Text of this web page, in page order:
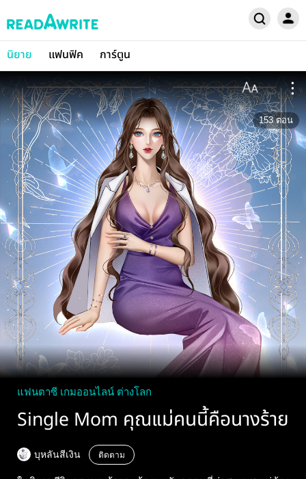
นิยาย แฟนฟิค การ์ตูน
153 ตอน
แฟนตาซี เกมออนไลน์ ต่างโลก
Single Mom คุณแม่คนนี้คือนางร้าย
บุหลันสีเงิน ติดตาม